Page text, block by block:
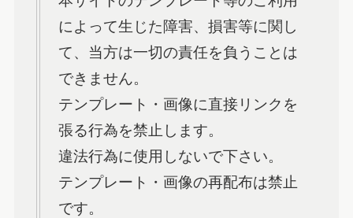
によって生じた障害、損害等に関し
て、当方は一切の責任を負うことは
できません。
テンプレート・画像に直接リンクを
張る行為を禁止します。
違法行為に使用しないで下さい。
テンプレート・画像の再配布は禁止
です。